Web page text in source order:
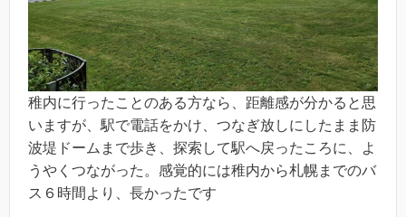
稚内に行ったことのある方なら、距離感が分かると思
いますが、駅で電話をかけ、つなぎ放しにしたまま防
波堤ドームまで歩き、探索して駅へ戻ったころに、よ
うやくつながった。感覚的には稚内から札幌までのバ
ス６時間より、長かったです